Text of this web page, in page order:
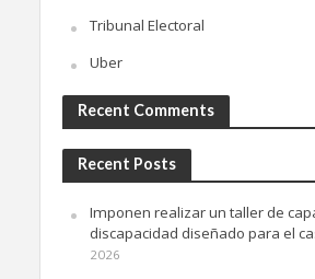
Tribunal Electoral
Uber
Recent Comments
Recent Posts
Imponen realizar un taller de
discapacidad diseñado para el
2026